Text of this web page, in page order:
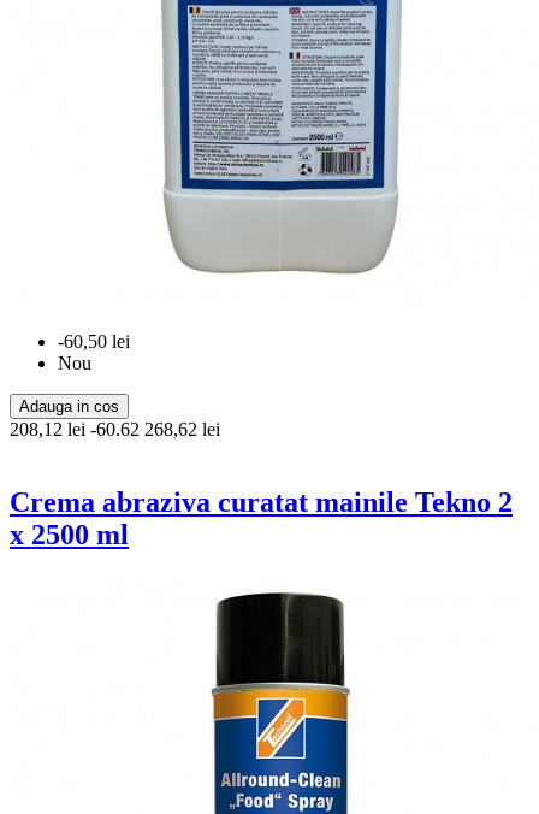
-60,50 lei
Nou
Adauga in cos
208,12 lei -60.62 268,62 lei
Crema abraziva curatat mainile Tekno 2
x 2500 ml